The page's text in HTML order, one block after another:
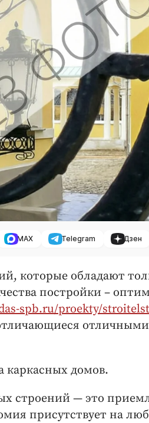
MAX Telegram Дзен
которые обладают
постройки –
spb.ru/proekty/
отличными
каркасных домов.
строений — это
присутствует на